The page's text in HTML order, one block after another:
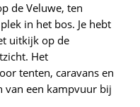
de Veluwe, ten
in het bos. Je hebt
uitkijk op de
Het
tenten, caravans en
van een kampvuur bij